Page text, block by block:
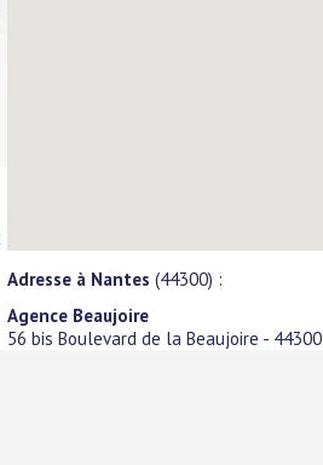
Adresse à Nantes (44300) :
Agence Beaujoire
56 bis Boulevard de la Beaujoire - 44300